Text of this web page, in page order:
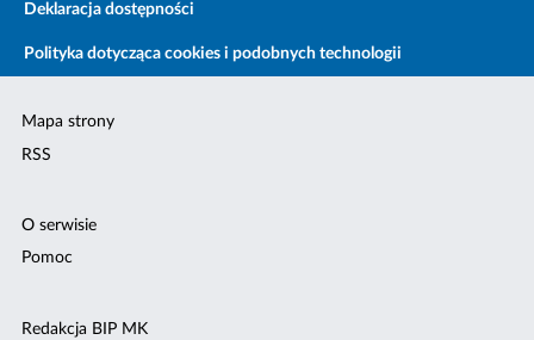
Deklaracja dostępności
Polityka dotycząca cookies i podobnych technologii
Mapa strony
RSS
O serwisie
Pomoc
Redakcja BIP MK